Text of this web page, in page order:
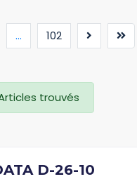
... 102
Articles trouvés
D-26-10